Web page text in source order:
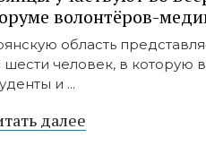
волонтёров-
область
шести человек, в которую
и ...
далее